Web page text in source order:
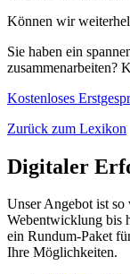
Können wir
Sie haben ein
zusammenarbeiten?
Kostenloses
Zurück zum Lexikon
Digitaler
Unser Angebot ist
Webentwicklung bis
ein Rundum-Paket
Ihre Möglichkeiten.